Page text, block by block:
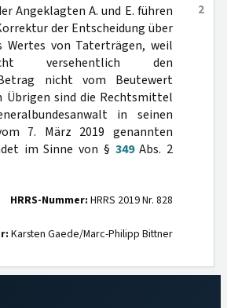
2
Angeklagten A. und E. führen
der Entscheidung über
Wertes von Taterträgen, weil
versehentlich den
nicht vom Beutewert
Übrigen sind die Rechtsmittel
in seinen
7. März 2019 genannten
im Sinne von § 349Abs. 2
HRRS-Nummer: HRRS 2019 Nr. 828
Karsten Gaede/Marc-Philipp Bittner